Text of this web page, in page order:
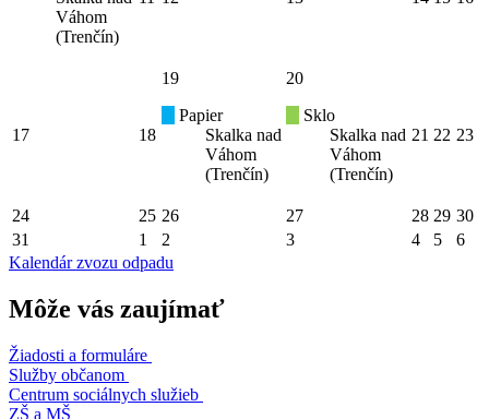
Váhom
(Trenčín)
17 18
19
Papier
Skalka nad
Váhom
(Trenčín)
20
Sklo
Skalka nad
Váhom
(Trenčín)
21 22 23
24 25 26 27 28 29 30
31
1 2 3 4 5
6
Kalendár zvozu odpadu
Môže vás zaujímať
Žiadosti a formuláre
Služby občanom
Centrum sociálnych služieb
ZŠ a MŠ